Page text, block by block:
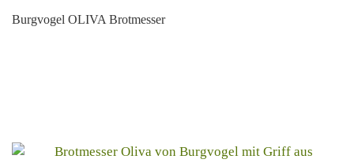
Burgvogel OLIVA Brotmesser